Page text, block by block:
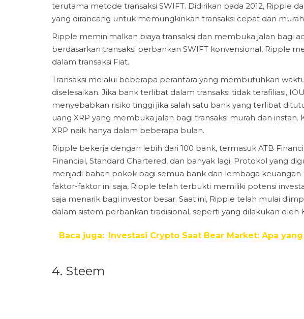
terutama metode transaksi SWIFT. Didirikan pada 2012, Ripple
yang dirancang untuk memungkinkan transaksi cepat dan
Ripple meminimalkan biaya transaksi dan membuka jalan bagi
berdasarkan transaksi perbankan SWIFT konvensional, Ripple
dalam transaksi Fiat.
Transaksi melalui beberapa perantara yang membutuhkan
diselesaikan. Jika bank terlibat dalam transaksi tidak terafiliasi,
menyebabkan risiko tinggi jika salah satu bank yang terlibat
uang XRP yang membuka jalan bagi transaksi murah dan
XRP naik hanya dalam beberapa bulan.
Ripple bekerja dengan lebih dari 100 bank, termasuk ATB
Financial, Standard Chartered, dan banyak lagi. Protokol yang
menjadi bahan pokok bagi semua bank dan lembaga keuangan
faktor-faktor ini saja, Ripple telah terbukti memiliki potensi
saja menarik bagi investor besar. Saat ini, Ripple telah mulai
dalam sistem perbankan tradisional, seperti yang dilakukan oleh
Baca juga: Investasi Crypto Saat Bear Market: Apa
4. Steem